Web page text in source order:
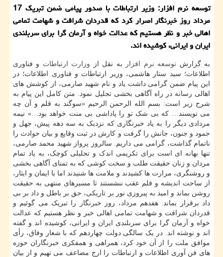
توسعه نرم افزار: وزیر ارتباطات با صدور پیامی ضمن تبریک 17
مرداد روز خبرنگار اصرار کرد که قدردان شرافت و شهامت تمامی
اهالی خبر و نظر هستیم که عدالت خواه و آرمان گرا برای سربلندی
ایران و ایرانی، کوشیده اند.
به گزارش توسعه نرم افزار به نقل از وزارت ارتباطات و فناوری
اطلاعات؛ سید ستار هاشمی، وزیر ارتباطات و فناوری اطلاعات؛ در
این پیام ضمن گرامی داشت یاد و نام شهید صارمی، از کوشش های
اهالی رسانه در راه آگاهی بخشی تجلیل نمود. متن کامل این پیام به
شرح زیر است: بسم الله الرحمن الرحیم «سوگند به قلم و آن چه
می نویسند… که بی شک تو را پاداشی بی منت خواهد بود…» نیمه
مردادی دیگر را به یاد خبرنگاری که نزدیک به سه دهه پیش، جهل و
جمود و جنون، جانش را گرفت و کارش در ثبت وقایع و بیان حوادث را
ناتمام گذاشت، گرامی می داریم. سالروز پرواز شهید محمد صارمی،
تنها بهانه ای است برای تکریمی اندک و تجلیلی کوچک، به یاد تمام
مردان و زنان حقیقت طلب و سخت کوشی که به تمنای آگاهی بخشی
و روشنگری، مرارت ها کشیدند و ملامت ها شنیدند اما با ایمان و ایثار،
از ساحت اندیشه و قلم عقب ننشستند تا مسیرهای منتهی به حقیقت
روشن بماند و امید به پیروزی نور بر تاریکی، حق بر باطل و داد بر بی
داد برقرار بماند. هفدهم مرداد، روز خبرنگار را تبریک می گوئیم و
قدردان شرافت و شهامت تمامی اهالی خبر و نظر هستیم که عدالت
خواه و آرمان گرا برای سربلندی ایران و ایرانی، کوشیده اند و گفته
اند و نوشته اند. در یک سالگی دولت چهاردهم که با شعار وفاق، رأی
موافق ملت را از آن خود کرد، همراهی و همفکری خبرنگاران حوزه
های فن آوری اطلاعات و ارتباطات را ارج مضاعف می نهیم و از بیان